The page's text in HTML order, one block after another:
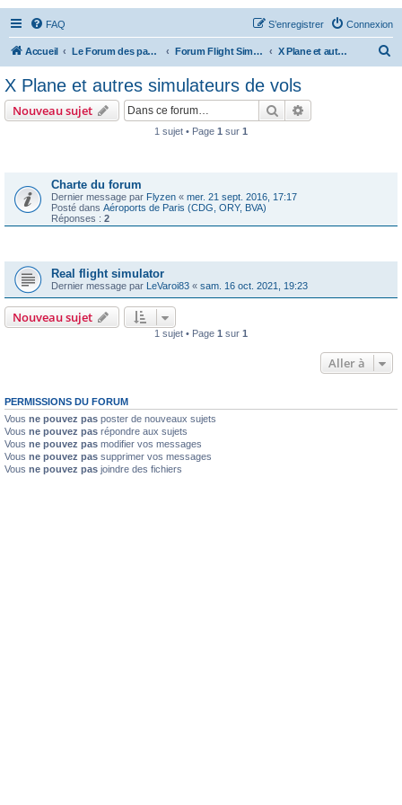
FAQ Connexion
S’enregistrer
Accueil Le Forum des passionnés d'aviation Forum Flight Simulator X Plane et autres simulateurs de vols
X Plane et autres simulateurs de vols
Nouveau sujet Rechercher
1 sujet • Page 1 sur 1
Charte du forum
Dernier message par Flyzen « mer. 21 sept. 2016, 17:17
Posté dans Aéroports de Paris (CDG, ORY, BVA)
Réponses : 2
Real flight simulator
Dernier message par LeVaroi83 « sam. 16 oct. 2021, 19:23
Nouveau sujet
1 sujet • Page 1 sur 1
Aller à
PERMISSIONS DU FORUM
Vous ne pouvez pas poster de nouveaux sujets
Vous ne pouvez pas répondre aux sujets
Vous ne pouvez pas modifier vos messages
Vous ne pouvez pas supprimer vos messages
Vous ne pouvez pas joindre des fichiers